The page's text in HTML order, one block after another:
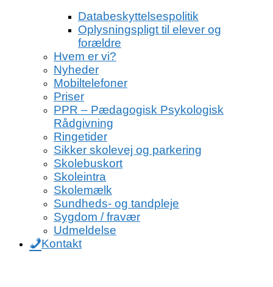
Databeskyttelsespolitik
Oplysningspligt til elever og
forældre
Hvem er vi?
Nyheder
Mobiltelefoner
Priser
PPR – Pædagogisk Psykologisk
Rådgivning
Ringetider
Sikker skolevej og parkering
Skolebuskort
Skoleintra
Skolemælk
Sundheds- og tandpleje
Sygdom / fravær
Udmeldelse
Kontakt